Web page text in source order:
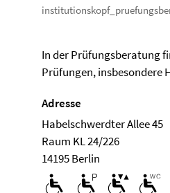
In der Prüfungsberatung
Prüfungen, insbesondere
Adresse
Habelschwerdter Allee 45
Raum KL 24/226
14195 Berlin